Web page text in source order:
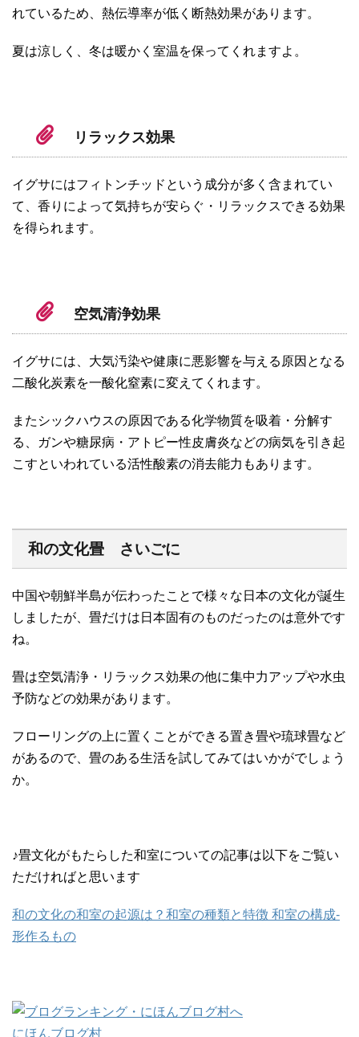
れているため、熱伝導率が低く断熱効果があります。
夏は涼しく、冬は暖かく室温を保ってくれますよ。
リラックス効果
イグサにはフィトンチッドという成分が多く含まれてい
て、香りによって気持ちが安らぐ・リラックスできる効果
を得られます。
空気清浄効果
イグサには、大気汚染や健康に悪影響を与える原因となる
二酸化炭素を一酸化窒素に変えてくれます。
またシックハウスの原因である化学物質を吸着・分解す
る、ガンや糖尿病・アトピー性皮膚炎などの病気を引き起
こすといわれている活性酸素の消去能力もあります。
和の文化畳 さいごに
中国や朝鮮半島が伝わったことで様々な日本の文化が誕生
しましたが、畳だけは日本固有のものだったのは意外です
ね。
畳は空気清浄・リラックス効果の他に集中力アップや水虫
予防などの効果があります。
フローリングの上に置くことができる置き畳や琉球畳など
があるので、畳のある生活を試してみてはいかがでしょう
か。
♪畳文化がもたらした和室についての記事は以下をご覧い
ただければと思います
和の文化の和室の起源は？和室の種類と特徴 和室の構成-
形作るもの
にほんブログ村